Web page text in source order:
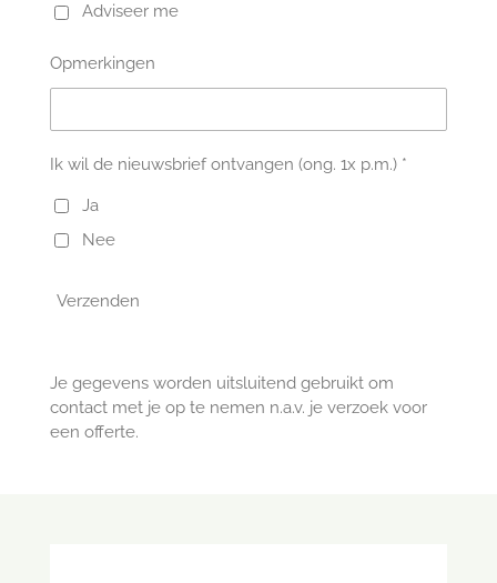
Adviseer me
Opmerkingen
Ik wil de nieuwsbrief ontvangen (ong. 1x p.m.) *
Ja
Nee
Verzenden
Je gegevens worden uitsluitend gebruikt om
contact met je op te nemen n.a.v. je verzoek voor
een offerte.